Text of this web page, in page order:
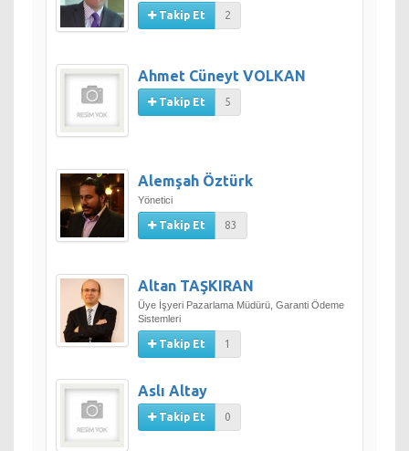
Takip Et 2
Ahmet Cüneyt VOLKAN
Takip Et 5
Alemşah Öztürk
Yönetici
Takip Et 83
Altan TAŞKIRAN
Üye İşyeri Pazarlama Müdürü, Garanti Ödeme
Sistemleri
Takip Et 1
Aslı Altay
Takip Et 0